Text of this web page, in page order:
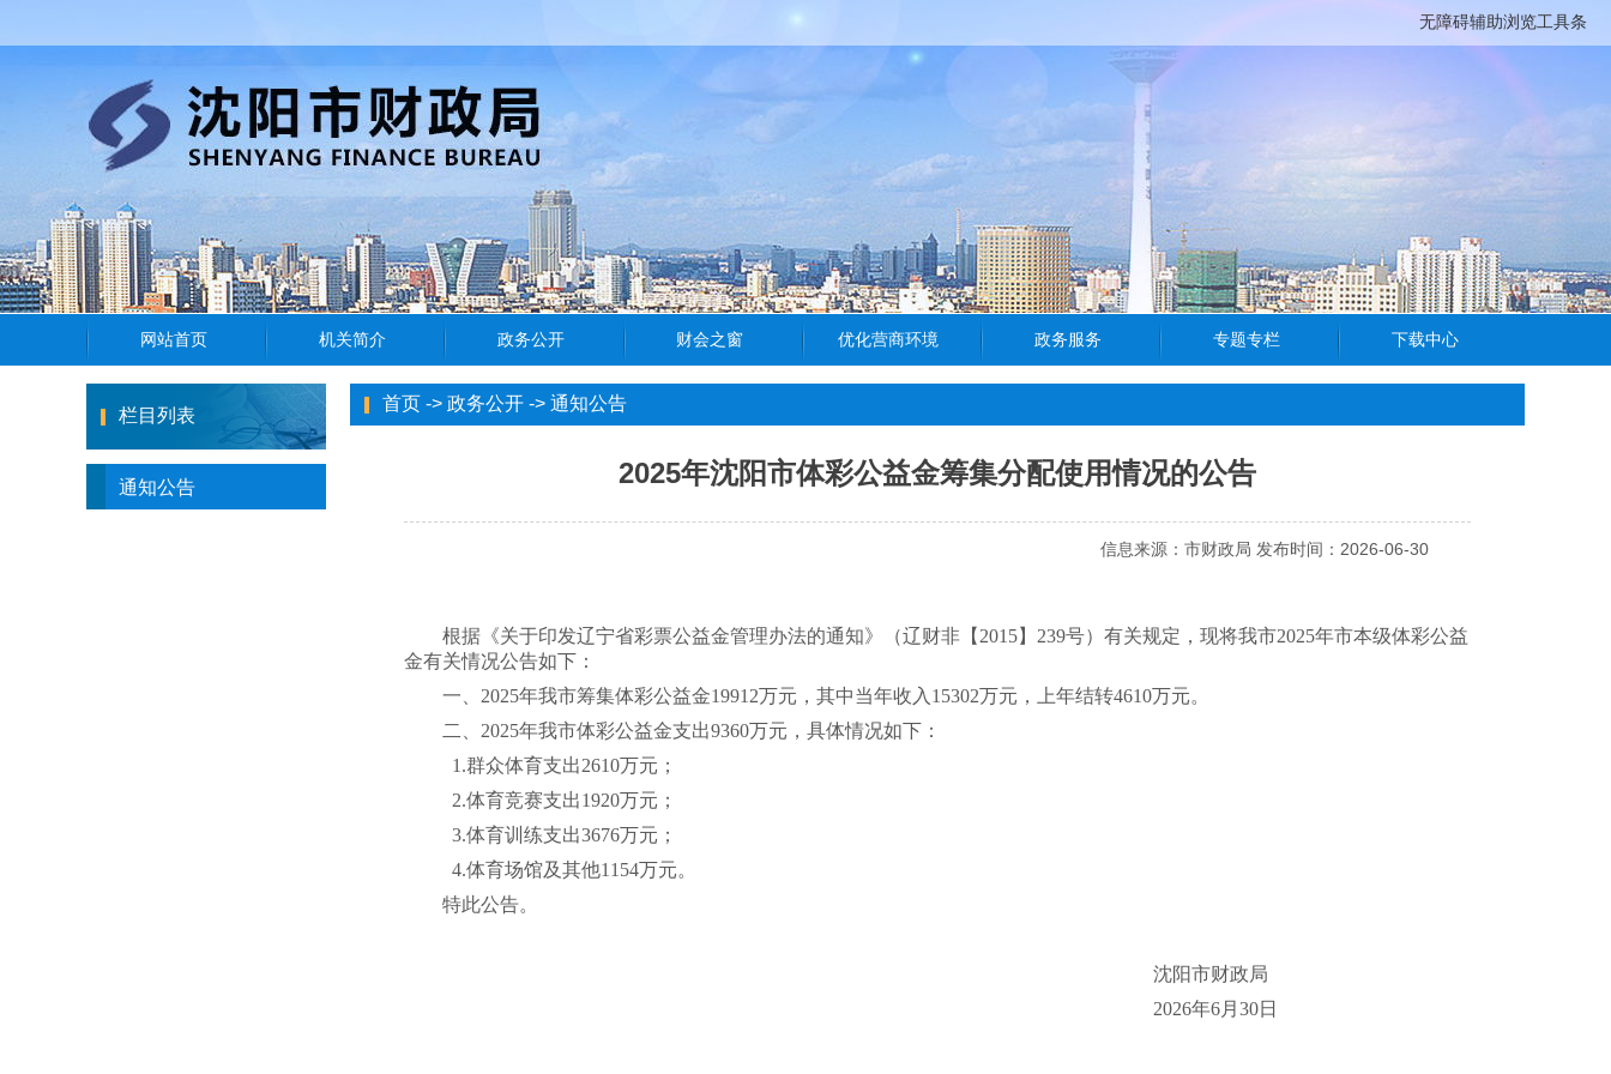
无障碍辅助浏览工具条
栏目列表
通知公告
首页 -> 政务公开 -> 通知公告
2025年沈阳市体彩公益金筹集分配使用情况的公告
信息来源：市财政局 发布时间：2026-06-30
根据《关于印发辽宁省彩票公益金管理办法的通知》（辽财非【2015】239号）有关规定，现将我市2025年市本级体彩公益
金有关情况公告如下：
一、2025年我市筹集体彩公益金19912万元，其中当年收入15302万元，上年结转4610万元。
二、2025年我市体彩公益金支出9360万元，具体情况如下：
1.群众体育支出2610万元；
2.体育竞赛支出1920万元；
3.体育训练支出3676万元；
4.体育场馆及其他1154万元。
特此公告。
沈阳市财政局
2026年6月30日